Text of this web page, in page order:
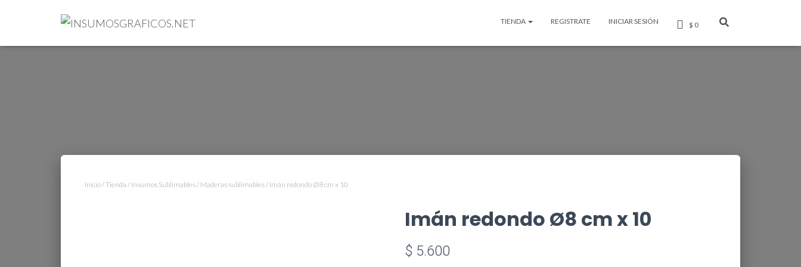
TIENDA REGISTRATE INICIAR SESIÓN $ 0
Inicio/Tienda / Insumos Sublimables/ Maderas sublimables/ Imán redondo Ø8 cm x 10
Imán redondo Ø8 cm x 10
$ 5.600